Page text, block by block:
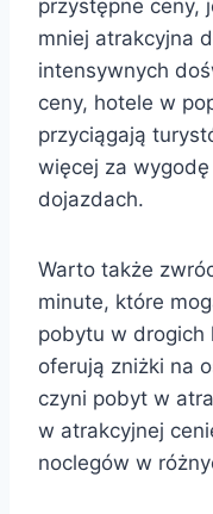
przystępne ceny,
mniej atrakcyjna
intensywnych
ceny, hotele w
przyciągają
więcej za
dojazdach.
Warto także
minute, które
pobytu w drogich
oferują zniżki na
czyni pobyt w
w atrakcyjnej
noclegów w